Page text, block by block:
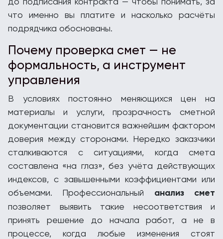
что именно вы платите и насколько расчёты
подрядчика обоснованы.
Почему проверка смет — не
формальность, а инструмент
управления
В условиях постоянно меняющихся цен на
материалы и услуги, прозрачность сметной
документации становится важнейшим фактором
доверия между сторонами. Нередко заказчики
сталкиваются с ситуациями, когда смета
составлена «на глаз», без учёта действующих
индексов, с завышенными коэффициентами или
объемами. Профессиональный анализ смет
позволяет выявить такие несоответствия и
принять решение до начала работ, а не в
процессе, когда любые изменения стоят